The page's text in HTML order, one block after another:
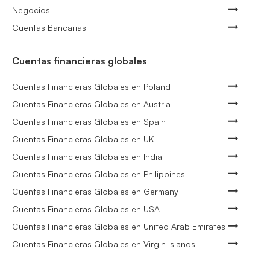
Negocios
Cuentas Bancarias
Cuentas financieras globales
Cuentas Financieras Globales en Poland
Cuentas Financieras Globales en Austria
Cuentas Financieras Globales en Spain
Cuentas Financieras Globales en UK
Cuentas Financieras Globales en India
Cuentas Financieras Globales en Philippines
Cuentas Financieras Globales en Germany
Cuentas Financieras Globales en USA
Cuentas Financieras Globales en United Arab Emirates
Cuentas Financieras Globales en Virgin Islands